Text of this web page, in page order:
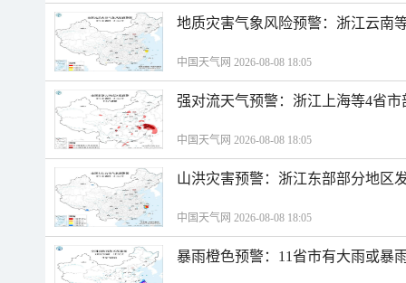
地质灾害气象风险预警：浙江云南
中国天气网 2026-08-08 18:05
强对流天气预警：浙江上海等4省
中国天气网 2026-08-08 18:05
山洪灾害预警：浙江东部部分地区
中国天气网 2026-08-08 18:05
暴雨橙色预警：11省市有大雨或暴